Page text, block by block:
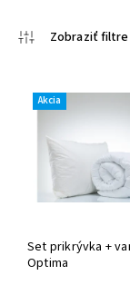
Akcia
Set prikrývka +
Optima